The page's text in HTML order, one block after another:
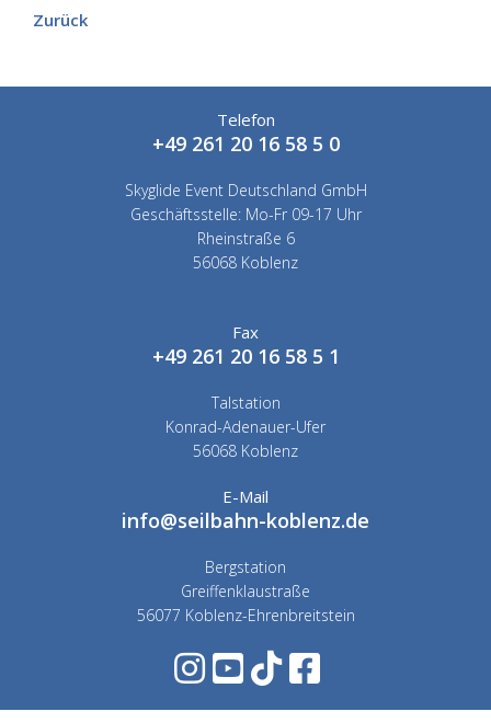
Zurück
Telefon
+49 261 20 16 58 5 0
Skyglide Event Deutschland GmbH
Geschäftsstelle: Mo-Fr 09-17 Uhr
Rheinstraße 6
56068 Koblenz
Fax
+49 261 20 16 58 5 1
Talstation
Konrad-Adenauer-Ufer
56068 Koblenz
E-Mail
info@seilbahn-koblenz.de
Bergstation
Greiffenklaustraße
56077 Koblenz-Ehrenbreitstein